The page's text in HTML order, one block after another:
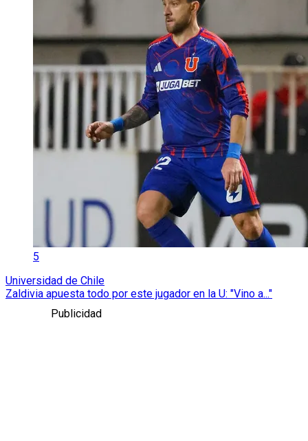
5
Universidad de Chile
Zaldivia apuesta todo por este jugador en la U: "Vino a..."
Publicidad